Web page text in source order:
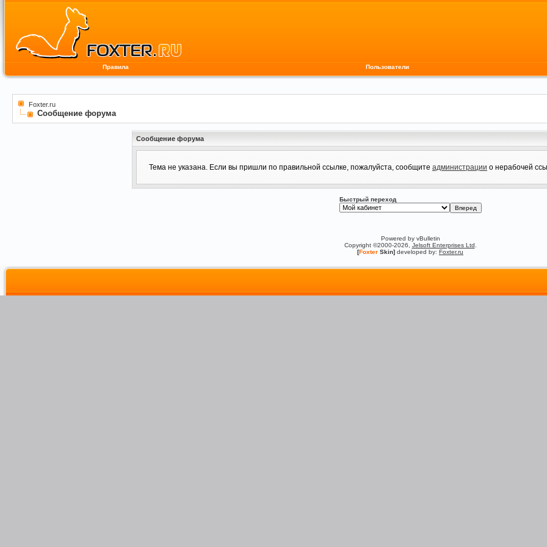
Правила Пользователи
Foxter.ru
Сообщение форума
Сообщение форума
Тема не указана. Если вы пришли по правильной ссылке, пожалуйста, сообщите администрации о нерабочей
Быстрый переход
Powered by vBulletin
Copyright ©2000-2026, Jelsoft Enterprises Ltd
[Foxter Skin] developed by: Foxter.ru